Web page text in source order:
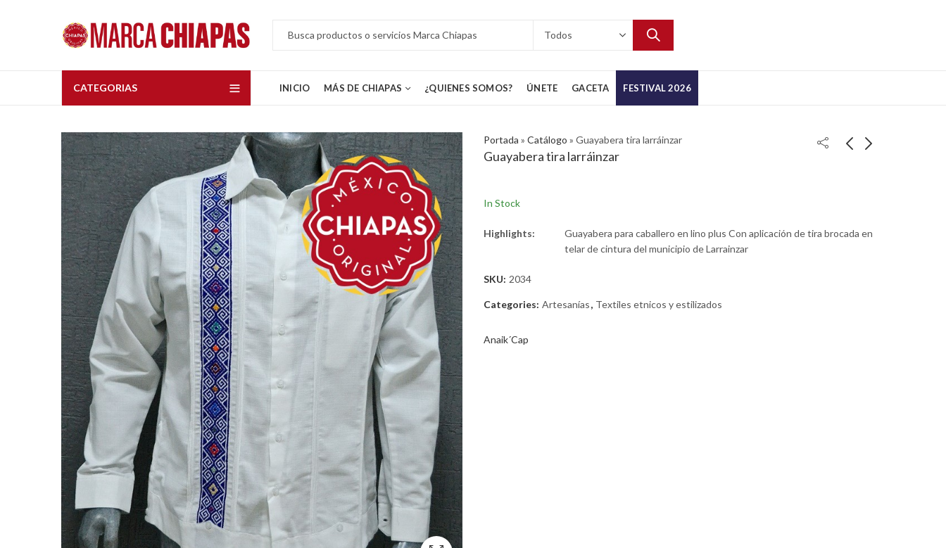
CATEGORIAS INICIO MÁS DE CHIAPAS ¿QUIENES SOMOS? ÚNETE GACETA FESTIVAL 2026
Portada » Catálogo » Guayabera tira larráinzar
Guayabera tira larráinzar
In Stock
Highlights:
Guayabera para caballero en lino plus Con aplicación de tira brocada en
telar de cintura del municipio de Larrainzar
SKU: 2034
Categories: Artesanías, Textiles etnicos y estilizados
Anaik´Cap